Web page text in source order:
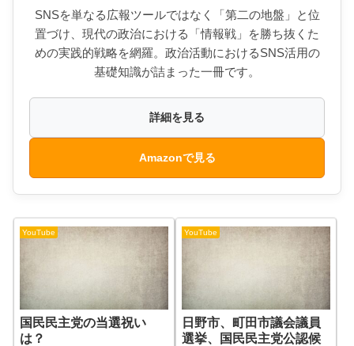
SNSを単なる広報ツールではなく「第二の地盤」と位
置づけ、現代の政治における「情報戦」を勝ち抜くた
めの実践的戦略を網羅。政治活動におけるSNS活用の
基礎知識が詰まった一冊です。
詳細を見る
Amazonで見る
YouTube
国民民主党の当選祝い
は？
YouTube
日野市、町田市議会議員
選挙、国民民主党公認候